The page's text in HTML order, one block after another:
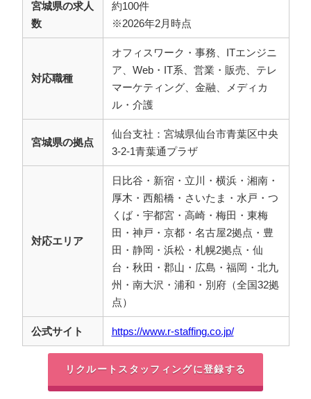
宮城県の求人
数
約100件
※2026年2月時点
対応職種
オフィスワーク・事務、ITエンジニ
ア、Web・IT系、営業・販売、テレ
マーケティング、金融、メディカ
ル・介護
宮城県の拠点
仙台支社：宮城県仙台市青葉区中央
3-2-1青葉通プラザ
対応エリア
日比谷・新宿・立川・横浜・湘南・
厚木・西船橋・さいたま・水戸・つ
くば・宇都宮・高崎・梅田・東梅
田・神戸・京都・名古屋2拠点・豊
田・静岡・浜松・札幌2拠点・仙
台・秋田・郡山・広島・福岡・北九
州・南大沢・浦和・別府（全国32拠
点）
公式サイト https://www.r-staffing.co.jp/
リクルートスタッフィングに登録する